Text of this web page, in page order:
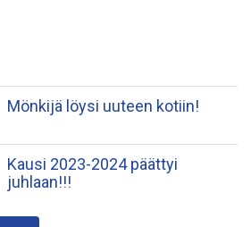
Mönkijä löysi uuteen kotiin!
Kausi 2023-2024 päättyi
juhlaan!!!